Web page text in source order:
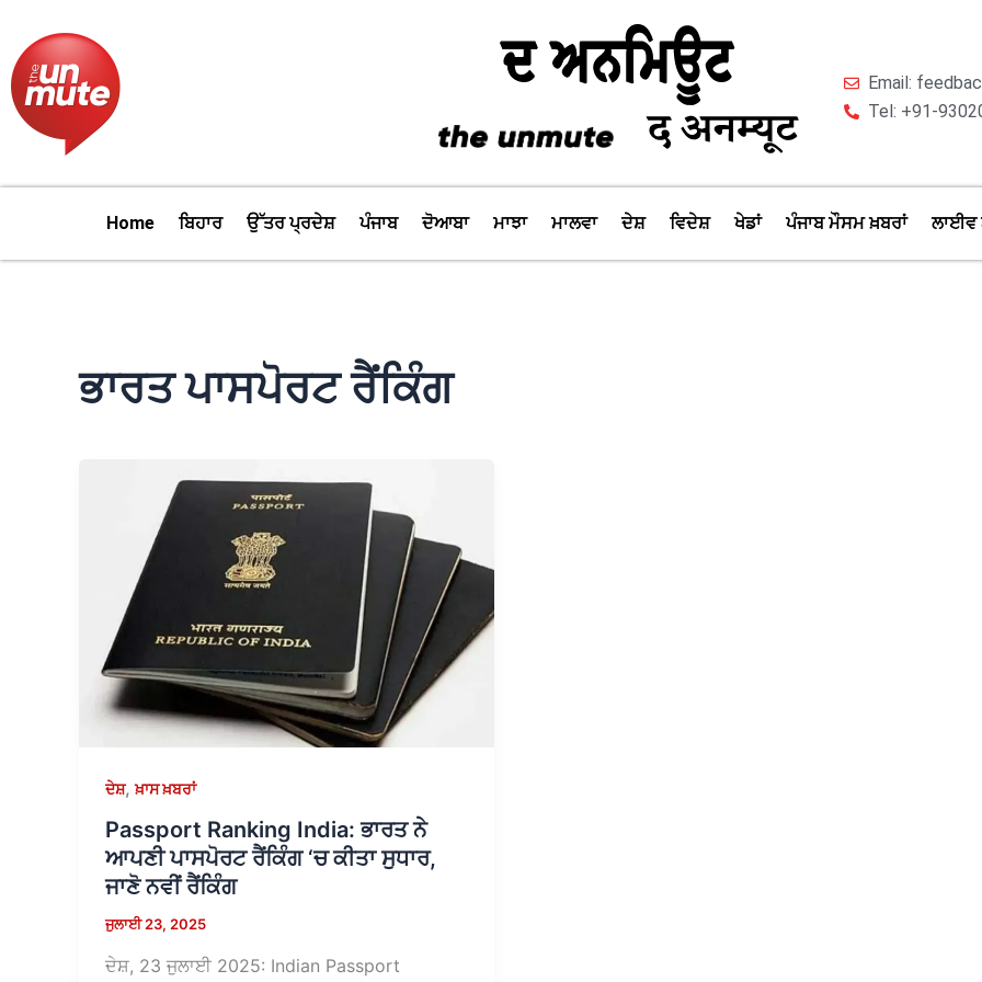
content
Email:
Tel: +91-
Home ਬਿਹਾਰ ਉੱਤਰ ਪ੍ਰਦੇਸ਼ ਪੰਜਾਬ ਦੋਆਬਾ ਮਾਝਾ ਮਾਲਵਾ ਦੇਸ਼ ਵਿਦੇਸ਼ ਖੇਡਾਂ ਪੰਜਾਬ ਮੌਸਮ ਖ਼ਬਰਾਂ ਲਾਈਵ
ਭਾਰਤ ਪਾਸਪੋਰਟ ਰੈਂਕਿੰਗ
ਦੇਸ਼,ਖ਼ਾਸ ਖ਼ਬਰਾਂ
Passport Ranking India: ਭਾਰਤ ਨੇ
ਆਪਣੀ ਪਾਸਪੋਰਟ ਰੈਂਕਿੰਗ ‘ਚ ਕੀਤਾ ਸੁਧਾਰ,
ਜਾਣੋ ਨਵੀਂ ਰੈਂਕਿੰਗ
ਜੁਲਾਈ 23, 2025
ਦੇਸ਼, 23 ਜੁਲਾਈ 2025: Indian Passport